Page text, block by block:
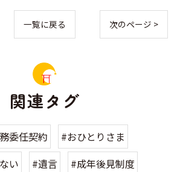
一覧に戻る 次のページ >
関連タグ
委任契約
#おひとりさま
い
#遺言 #成年後見制度